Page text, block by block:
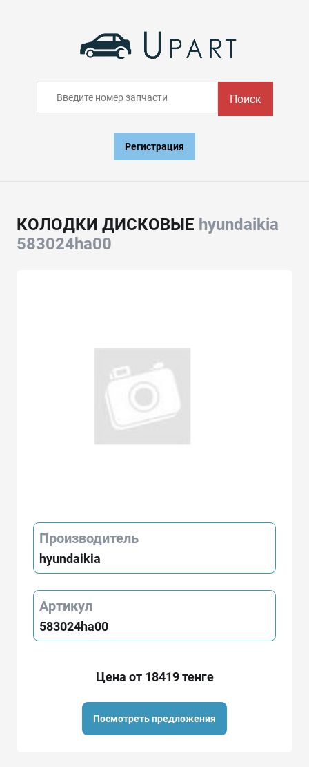
Поиск
Регистрация
КОЛОДКИ ДИСКОВЫЕ hyundaikia
583024ha00
Производитель
hyundaikia
Артикул
583024ha00
Цена от 18419 тенге
Посмотреть предложения